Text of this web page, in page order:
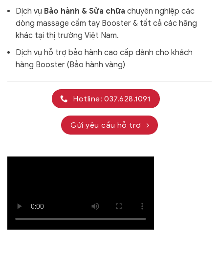
Dịch vụ Bảo hành & Sửa chữa chuyên nghiệp các
dòng massage cầm tay Booster & tất cả các hãng
khác tại thị trường Việt Nam.
Dịch vụ hỗ trợ bảo hành cao cấp dành cho khách
hàng Booster (Bảo hành vàng)
Hotline: 037.628.1091
Gửi yêu cầu hỗ trợ